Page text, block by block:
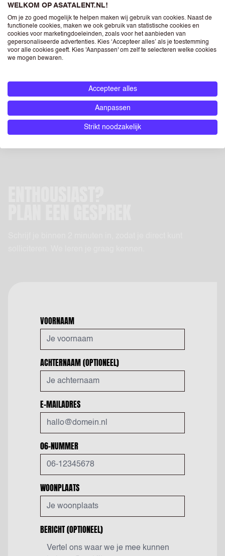
Dit doen we al meer dan vijftig jaar, dus durven we
best te zeggen dat we hier goed in zijn geworden.
Naast talent vinden dat precies past op je werkvloer,
denken we proactief mee over je groeistrategie en wie
gesprek over hoe jij het meest uit je talent haalt en
hoe je jongvolwassenen de beste carrièrestappen
VOORNAAM
ACHTERNAAM(OPTIONEEL)
E-MAILADRES
06-NUMMER
WOONPLAATS
BERICHT(OPTIONEEL)
WELKOM OP ASATALENT.NL!
Om je zo goed mogelijk te helpen maken wij gebruik van cookies. Naast de
functionele cookies, maken we ook gebruik van statistische cookies en
cookies voor marketingdoeleinden, zoals voor het aanbieden van
gepersonaliseerde advertenties. Kies ‘Accepteer alles’ als je toestemming
voor alle cookies geeft. Kies 'Aanpassen' om zelf te selecteren welke cookies
we mogen bewaren.
Accepteer alles
Aanpassen
Strikt noodzakelijk